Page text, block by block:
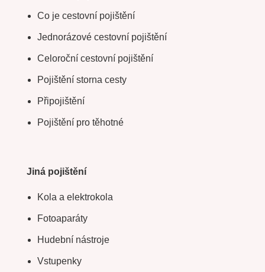
Co je cestovní pojištění
Jednorázové cestovní pojištění
Celoroční cestovní pojištění
Pojištění storna cesty
Připojištění
Pojištění pro těhotné
Jiná pojištění
Kola a elektrokola
Fotoaparáty
Hudební nástroje
Vstupenky